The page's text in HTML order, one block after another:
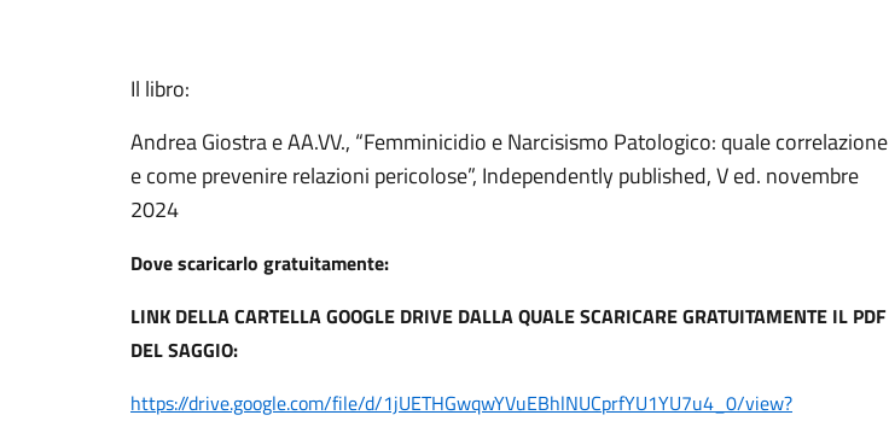
Il libro:
Andrea Giostra e AA.VV., “Femminicidio e Narcisismo Patologico: quale correlazione
e come prevenire relazioni pericolose”, Independently published, V ed. novembre
2024
Dove scaricarlo gratuitamente:
LINK DELLA CARTELLA GOOGLE DRIVE DALLA QUALE SCARICARE GRATUITAMENTE IL PDF
DEL SAGGIO:
https://drive.google.com/file/d/1jUETHGwqwYVuEBhlNUCprfYU1YU7u4_0/view?